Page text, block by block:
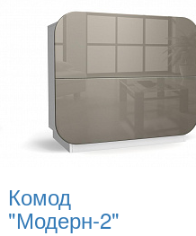
Комод
"Модерн-2"